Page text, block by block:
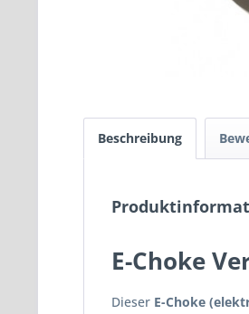
Beschreibung
E-Choke
Dieser E-Choke